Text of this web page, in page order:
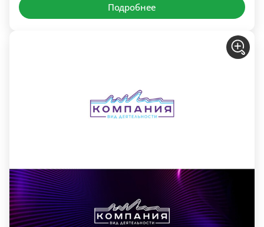
Подробнее